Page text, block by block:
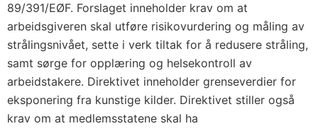
89/391/EØF. Forslaget inneholder krav om at
arbeidsgiveren skal utføre risikovurdering og måling av
strålingsnivået, sette i verk tiltak for å redusere stråling,
samt sørge for opplæring og helsekontroll av
arbeidstakere. Direktivet inneholder grenseverdier for
eksponering fra kunstige kilder. Direktivet stiller også
krav om at medlemsstatene skal ha